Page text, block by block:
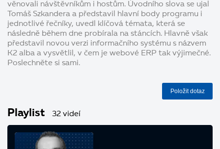
věnovali návštěvníkům i hostům. Úvodního slova se ujal
Tomáš Szkandera a představil hlavní body programu i
jednotlivé řečníky, uvedl klíčová témata, která se
následně během dne probírala na stáncích. Hlavně však
představil novou verzi informačního systému s názvem
K2 alba a vysvětlil, v čem je webové ERP tak výjimečné.
Poslechněte si sami.
Položit dotaz
Playlist 32 videí